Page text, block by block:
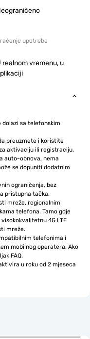
upotrebe
realnom vremenu, u
dolazi sa telefonskim
preuzmete i koristite
aktivaciju ili registraciju.
auto-obnova, nema
se dopuniti dodatnim
ograničenja, bez
pristupna tačka.
mreže, regionalnim
telefona. Tamo gdje
4G LTE
mreže.
telefonima i
mobilnog operatera. Ako
FAQ.
u roku od 2 mjeseca